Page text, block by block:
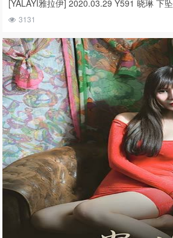
[YALAYI雅拉伊] 2020.03.29 Y591 晓琳 下坠
3131